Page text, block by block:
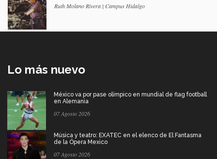
Ruth Molano Rivera | Campus Hidalgo
Lo más nuevo
México va por pase olímpico en mundial de flag football
en Alemania
07 Agosto 2026
Música y teatro: EXATEC en el elenco de El Fantasma
de la Ópera Mexico
07 Agosto 2026